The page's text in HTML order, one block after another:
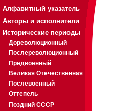
Алфавитный указатель
Авторы и исполнители
Исторические периоды
Дореволюционный
Послереволюционный
Предвоенный
Великая Отечественная
Послевоенный
Оттепель
Поздний СССР